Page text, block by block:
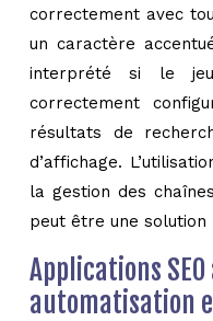
correctement avec
un caractère
interprété si le
correctement
résultats de
d’affichage.
la gestion des
peut être une
Applications
automatisation